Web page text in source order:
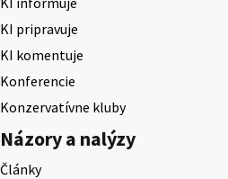
KI pripravuje
KI komentuje
Konferencie
Konzervatívne kluby
Názory a nalýzy
Články